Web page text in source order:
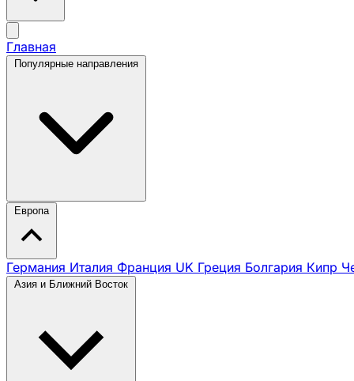
Главная
Популярные направления
Европа
Германия Италия Франция UK Греция Болгария Кипр
Азия и Ближний Восток